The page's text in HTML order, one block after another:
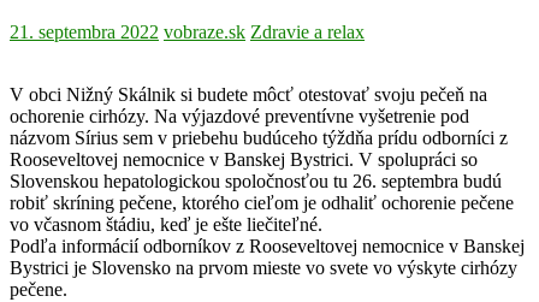
21. septembra 2022 vobraze.sk Zdravie a relax
V obci Nižný Skálnik si budete môcť otestovať svoju pečeň na
ochorenie cirhózy. Na výjazdové preventívne vyšetrenie pod
názvom Sírius sem v priebehu budúceho týždňa prídu odborníci z
Rooseveltovej nemocnice v Banskej Bystrici. V spolupráci so
Slovenskou hepatologickou spoločnosťou tu 26. septembra budú
robiť skríning pečene, ktorého cieľom je odhaliť ochorenie pečene
vo včasnom štádiu, keď je ešte liečiteľné.
Podľa informácií odborníkov z Rooseveltovej nemocnice v Banskej
Bystrici je Slovensko na prvom mieste vo svete vo výskyte cirhózy
pečene.